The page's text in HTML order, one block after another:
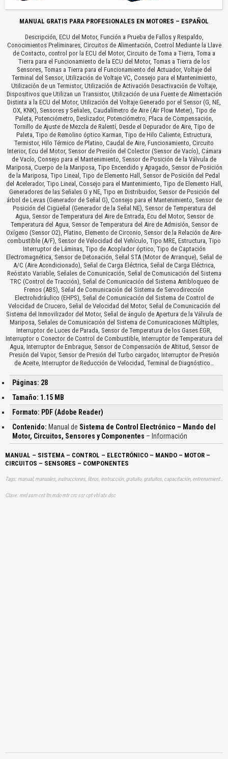
MANUAL GRATIS PARA PROFESIONALES EN MOTORES – ESPAÑOL
Descripción, ECU del Motor, Función a Prueba de Fallos y Respaldo,
Conocimientos Preliminares, Circuitos de Alimentación, Control Mediante la Llave
de Contacto, control por la ECU del Motor, Circuito de Toma a Tierra, Toma a
Tierra para el Funcionamiento de la ECU del Motor, Tomas a Tierra de los
Sensores, Tomas a Tierra para el Funcionamiento del Actuador, Voltaje del
Terminal del Sensor, Utilización de Voltaje VC, Consejo para el Mantenimiento,
Utilización de un Termistor, Utilización de Activación Desactivación de Voltaje,
Dispositivos que Utilizan un Transistor, Utilización de una Fuente de Alimentación
Distinta a la ECU del Motor, Utilización del Voltaje Generado por el Sensor (G, NE,
OX, KNK), Sensores y Señales, Caudalímetro de Aire (Air Flow Meter), Tipo de
Paleta, Potenciómetro, Deslizador, Potenciómetro, Placa de Compensación,
Tornillo de Ajuste de Mezcla de Ralentí, Desde el Depurador de Aire, Tipo de
Paleta, Tipo de Remolino óptico Karman, Tipo de Hilo Caliente, Estructura,
Termistor, Hilo Térmico de Platino, Caudal de Aire, Funcionamiento, Circuito
Interior, Ecu del Motor, Sensor de Presión del Colector (Sensor de Vacío), Cámara
de Vacío, Consejo para el Mantenimiento, Sensor de Posición de la Válvula de
Mariposa, Cuerpo de la Mariposa, Tipo Encendido y Apagado, Sensor de Posición
de la Mariposa, Tipo Lineal, Tipo de Elemento Hall, Sensor de Posición del Pedal
del Acelerador, Tipo Lineal, Consejo para el Mantenimiento, Tipo de Elemento Hall,
Generadores de las Señales G y NE, Tipo en Distribuidor, Sensor de Posición del
árbol de Levas (Generador de Señal G), Consejo para el Mantenimiento, Sensor de
Posición del Cigüeñal (Generador de la Señal NE), Sensor de Temperatura del
Agua, Sensor de Temperatura del Aire de Entrada, Ecu del Motor, Sensor de
Temperatura del Agua, Sensor de Temperatura del Aire de Admisión, Sensor de
Oxígeno (Sensor O2), Platino, Elemento de Circonio, Sensor de la Relación de Aire-
combustible (A/F), Sensor de Velocidad del Vehículo, Tipo MRE, Estructura, Tipo
Interruptor de Láminas, Tipo de Acoplador óptico, Tipo de Captación
Electromagnética, Sensor de Detonación, Señal STA (Motor de Arranque), Señal de
A/C (Aire Acondicionado), Señal de Carga Eléctrica, Señal de Carga Eléctrica,
Reóstato Variable, Señales de Comunicación, Señal de Comunicación del Sistema
TRC (Control de Tracción), Señal de Comunicación del Sistema Antibloqueo de
Frenos (ABS), Señal de Comunicación del Sistema de Servodirección
Electrohidráulico (EHPS), Señal de Comunicación del Sistema de Control de
Velocidad de Crucero, Señal de Velocidad del Motor, Señal de Comunicación del
Sistema del Inmovilizador del Motor, Señal de ángulo de Apertura de la Válvula de
Mariposa, Señales de Comunicación del Sistema de Comunicaciones Múltiples,
Interruptor de Luces de Parada, Sensor de Temperatura de los Gases EGR,
Interruptor o Conector de Control de Combustible, Interruptor de Temperatura del
Agua, Interruptor de Embrague, Sensor de Compensación de Altitud, Sensor de
Presión del Vapor, Sensor de Presión del Turbo cargador, Interruptor de Presión
de Aceite, Interruptor de Reducción de Velocidad, Terminal de Diagnóstico…
Páginas: 28
Tamaño: 1.15 MB
Formato: PDF (Adobe Reader)
Contenido: Manual de Sistema de Control Electrónico – Mando del
Motor, Circuitos, Sensores y Componentes – Información
MANUAL – SISTEMA – CONTROL – ELECTRÓNICO – MANDO – MOTOR –
CIRCUITOS – SENSORES – COMPONENTES
Tags: manual, manuales, instrucciones, libros, instrucción, gratuito, gratuitos, capacitación, entrenamiento, capacitaciones, información, datos, gratis, descargar, vehículos, autos, coches, automóviles, automoviles, sistemas, controles, electronicos, electrónicas, mandos, aprender, descargas
Clave: mnl ssm cnt ltn mdo mtr crc ssr cpt vhl atv dsc